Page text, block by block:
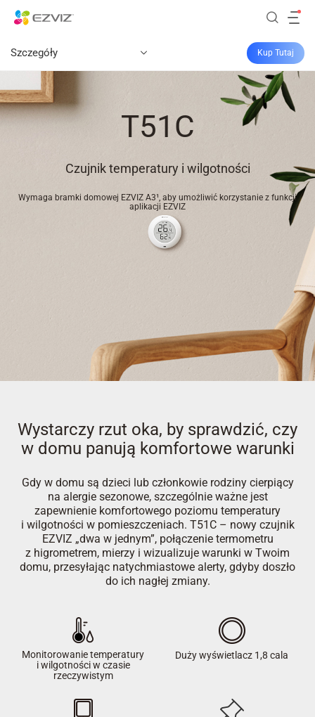
Szczegóły Kup Tutaj
T51C
Czujnik temperatury i wilgotności
Wymaga bramki domowej EZVIZ A3¹, aby umożliwić korzystanie z funkcji
aplikacji EZVIZ
Wystarczy rzut oka, by sprawdzić, czy
w domu panują komfortowe warunki
Gdy w domu są dzieci lub członkowie rodziny cierpiący
na alergie sezonowe, szczególnie ważne jest
zapewnienie komfortowego poziomu temperatury
i wilgotności w pomieszczeniach. T51C – nowy czujnik
EZVIZ „dwa w jednym”, połączenie termometru
z higrometrem, mierzy i wizualizuje warunki w Twoim
domu, przesyłając natychmiastowe alerty, gdyby doszło
do ich nagłej zmiany.
Monitorowanie temperatury
i wilgotności w czasie
rzeczywistym
Duży wyświetlacz 1,8 cala